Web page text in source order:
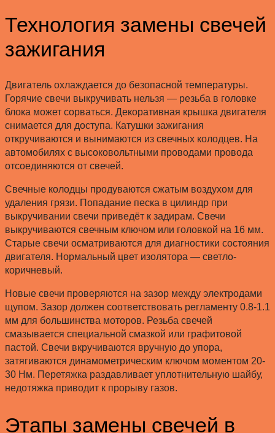
Технология замены свечей
зажигания
Двигатель охлаждается до безопасной температуры.
Горячие свечи выкручивать нельзя — резьба в головке
блока может сорваться. Декоративная крышка двигателя
снимается для доступа. Катушки зажигания
откручиваются и вынимаются из свечных колодцев. На
автомобилях с высоковольтными проводами провода
отсоединяются от свечей.
Свечные колодцы продуваются сжатым воздухом для
удаления грязи. Попадание песка в цилиндр при
выкручивании свечи приведёт к задирам. Свечи
выкручиваются свечным ключом или головкой на 16 мм.
Старые свечи осматриваются для диагностики состояния
двигателя. Нормальный цвет изолятора — светло-
коричневый.
Новые свечи проверяются на зазор между электродами
щупом. Зазор должен соответствовать регламенту 0.8-1.1
мм для большинства моторов. Резьба свечей
смазывается специальной смазкой или графитовой
пастой. Свечи вкручиваются вручную до упора,
затягиваются динамометрическим ключом моментом 20-
30 Нм. Перетяжка раздавливает уплотнительную шайбу,
недотяжка приводит к прорыву газов.
Этапы замены свечей в